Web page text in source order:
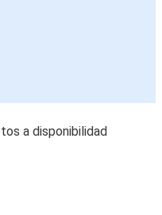
a disponibilidad